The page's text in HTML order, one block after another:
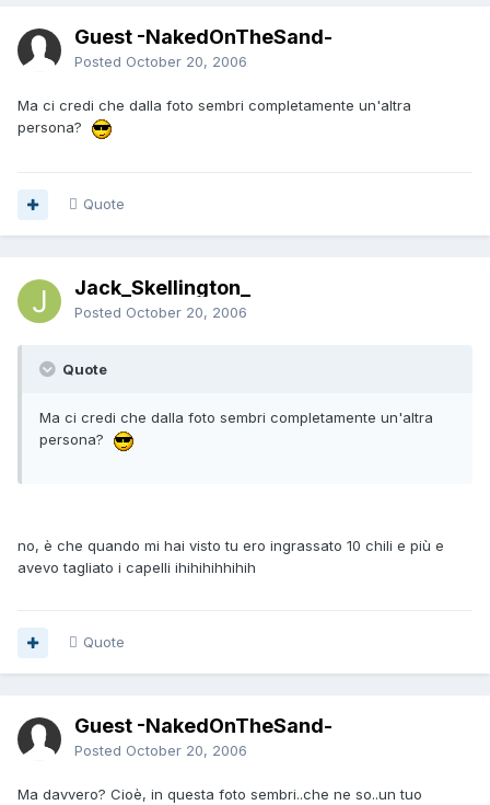
Guest -NakedOnTheSand-
Posted October 20, 2006
Ma ci credi che dalla foto sembri completamente un'altra
persona?
Quote
Jack_Skellington_
Posted October 20, 2006
Quote
Ma ci credi che dalla foto sembri completamente un'altra
persona?
no, è che quando mi hai visto tu ero ingrassato 10 chili e più e
avevo tagliato i capelli ihihihihhihih
Quote
Guest -NakedOnTheSand-
Posted October 20, 2006
Ma davvero? Cioè, in questa foto sembri..che ne so..un tuo